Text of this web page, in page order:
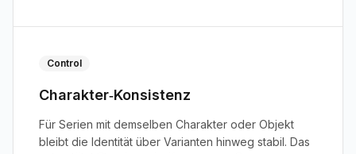
Control
Charakter‑Konsistenz
Für Serien mit demselben Charakter oder Objekt
bleibt die Identität über Varianten hinweg stabil. Das